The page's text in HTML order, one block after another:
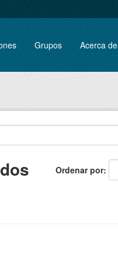
Grupos Acerca de
Ordenar por